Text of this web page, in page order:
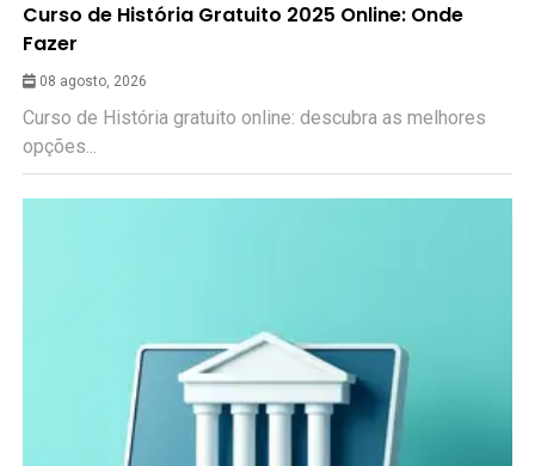
Curso de História Gratuito 2025 Online: Onde
Fazer
08 agosto, 2026
Curso de História gratuito online: descubra as melhores
opções...